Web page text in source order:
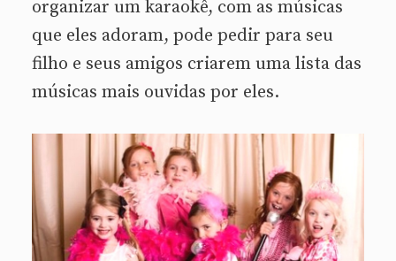
organizar um karaokê, com as músicas
que eles adoram, pode pedir para seu
filho e seus amigos criarem uma lista das
músicas mais ouvidas por eles.